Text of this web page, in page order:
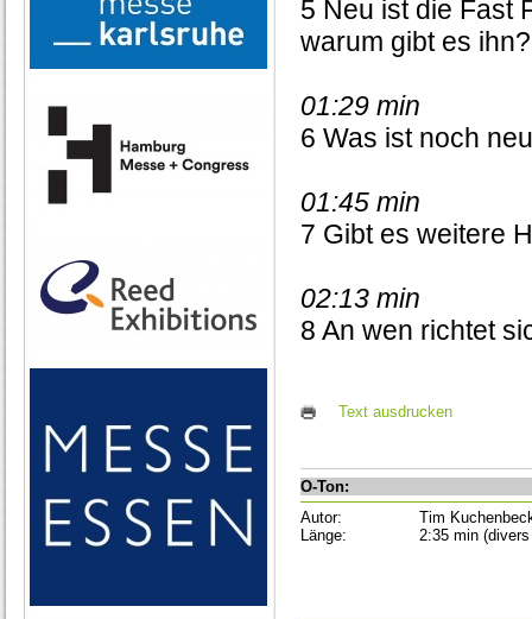
5 Neu ist die Fast
warum gibt es ihn?
01:29 min
6 Was ist noch
01:45 min
7 Gibt es weitere
02:13 min
8 An wen richtet
Text ausdrucken
O-Ton:
Autor:
Tim
Länge:
2:35 min